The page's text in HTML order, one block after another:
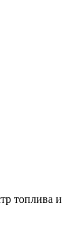
топлива и